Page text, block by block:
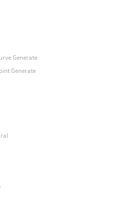
Generate
Generate